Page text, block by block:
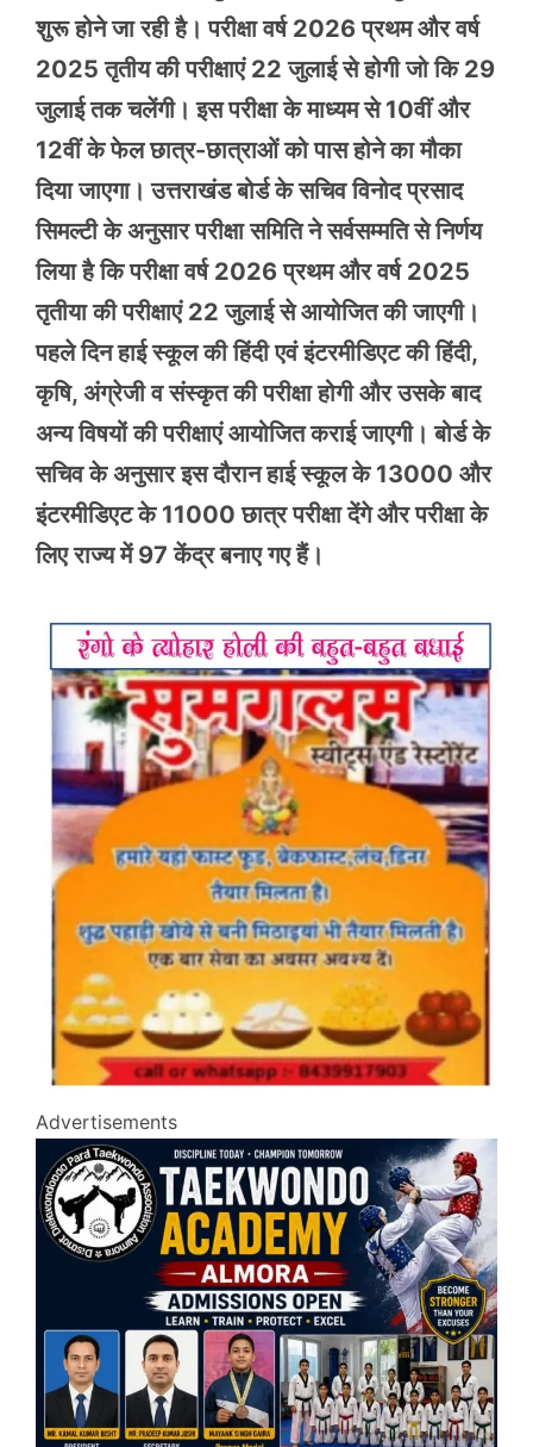
शुरू होने जा रही है। परीक्षा वर्ष 2026 प्रथम और वर्ष
2025 तृतीय की परीक्षाएं 22 जुलाई से होगी जो कि 29
जुलाई तक चलेंगी। इस परीक्षा के माध्यम से 10वीं और
12वीं के फेल छात्र-छात्राओं को पास होने का मौका
दिया जाएगा। उत्तराखंड बोर्ड के सचिव विनोद प्रसाद
सिमल्टी के अनुसार परीक्षा समिति ने सर्वसम्मति से निर्णय
लिया है कि परीक्षा वर्ष 2026 प्रथम और वर्ष 2025
तृतीया की परीक्षाएं 22 जुलाई से आयोजित की जाएगी।
पहले दिन हाई स्कूल की हिंदी एवं इंटरमीडिएट की हिंदी,
कृषि, अंग्रेजी व संस्कृत की परीक्षा होगी और उसके बाद
अन्य विषयों की परीक्षाएं आयोजित कराई जाएगी। बोर्ड के
सचिव के अनुसार इस दौरान हाई स्कूल के 13000 और
इंटरमीडिएट के 11000 छात्र परीक्षा देंगे और परीक्षा के
लिए राज्य में 97 केंद्र बनाए गए हैं।
Advertisements